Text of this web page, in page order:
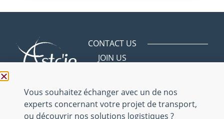
CONTACT US
JOIN US
01150 Saint
Vulbas
Vous souhaitez échanger avec un de nos
experts concernant votre projet de transport,
ou découvrir nos solutions logistiques ?